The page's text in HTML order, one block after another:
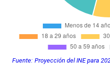
Fuente: Proyección del INE para